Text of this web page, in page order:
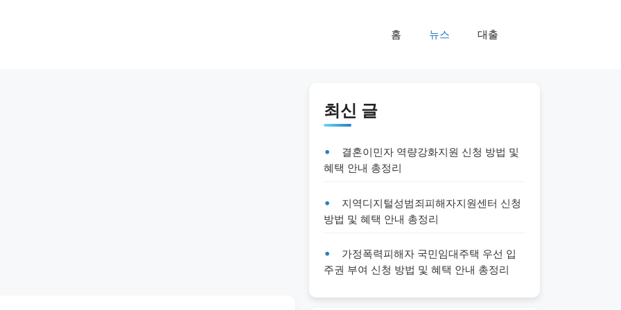
홈 뉴스 대출
최신 글
결혼이민자 역량강화지원 신청 방법 및
혜택 안내 총정리
지역디지털성범죄피해자지원센터 신청
방법 및 혜택 안내 총정리
가정폭력피해자 국민임대주택 우선 입
주권 부여 신청 방법 및 혜택 안내 총정리